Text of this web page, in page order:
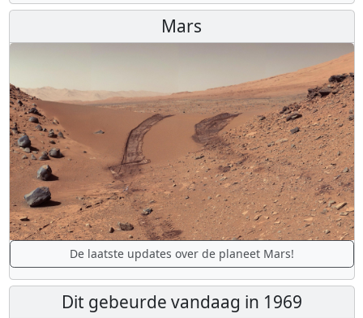
Mars
De laatste updates over de planeet Mars!
Dit gebeurde vandaag in 1969